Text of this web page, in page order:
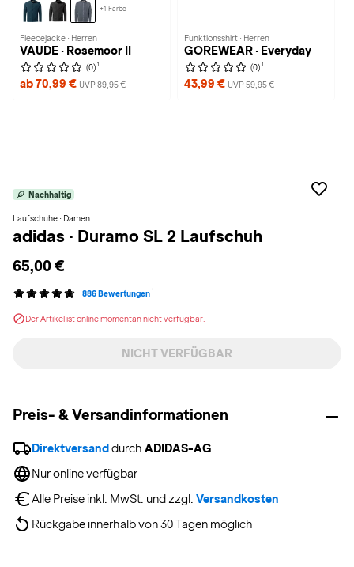
+1 Farbe
Fleecejacke · Herren
VAUDE · Rosemoor II
(0) 1
ab 70,99 € UVP 89,95 €
Funktionsshirt · Herren
GOREWEAR · Everyday
(0) 1
43,99 € UVP 59,95 €
Nachhaltig
Laufschuhe · Damen
adidas · Duramo SL 2 Laufschuh
65,00 €
886 Bewertungen 1
Der Artikel ist online momentan nicht verfügbar.
NICHT VERFÜGBAR
Preis- & Versandinformationen
Direktversand durch ADIDAS-AG
Nur online verfügbar
Alle Preise inkl. MwSt. und zzgl. Versandkosten
Rückgabe innerhalb von 30 Tagen möglich